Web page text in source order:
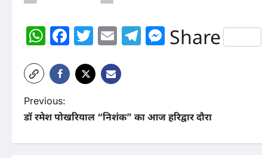
WhatsApp
Facebook
Twitter
EmailTelegram
Messenger
Share
P
o
s
Previous:
डॉ रमेश पोखरियाल “निशंक” का आज हरिद्वार दौरा